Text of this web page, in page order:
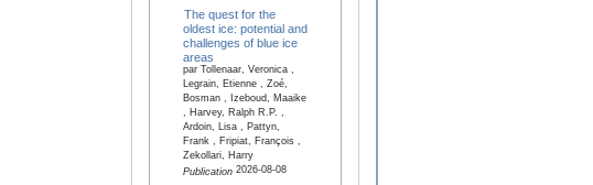
The quest for the
oldest ice: potential and
challenges of blue ice
areas
par Tollenaar, Veronica ,
Legrain, Etienne , Zoé,
Bosman , Izeboud, Maaike
, Harvey, Ralph R.P. ,
Ardoin, Lisa , Pattyn,
Frank , Fripiat, François ,
Zekollari, Harry
Publication2026-08-08